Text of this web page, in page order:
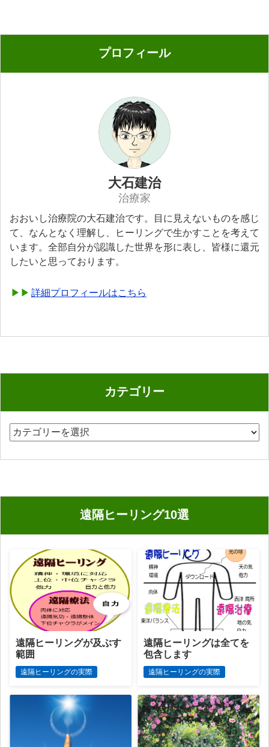
プロフィール
大石建治
治療家
おおいし治療院の大石建治です。目に見えないものを感じ
て、なんとなく理解し、ヒーリングで生かすことを考えて
います。全部自分が認識した世界を形に表し、皆様に還元
したいと思っております。
詳細プロフィールはこちら
カテゴリー
カ
ー
遠隔ヒーリング10選
遠隔ヒーリングが及ぶす
範囲
遠隔ヒーリングの実際
遠隔ヒーリングは全てを
包含します
遠隔ヒーリングの実際